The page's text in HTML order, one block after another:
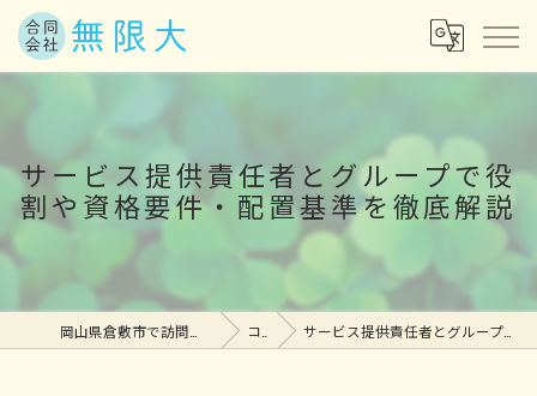
サービス提供責任者とグループで役
割や資格要件・配置基準を徹底解説
コラム サービス提供責任者とグループで役割や資格要件・配置基準を徹底解説